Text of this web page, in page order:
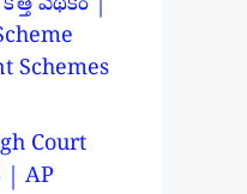
Schemes
Court
| AP